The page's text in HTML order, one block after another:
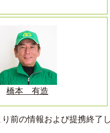
橋本 有造
前の情報および提携終了